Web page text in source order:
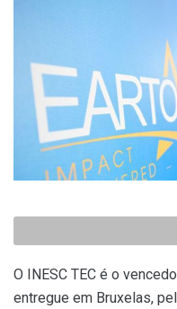
O INESC TEC é o
entregue em Bruxelas,